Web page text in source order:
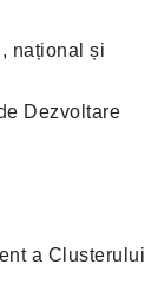
național și
Dezvoltare
a Clusterului